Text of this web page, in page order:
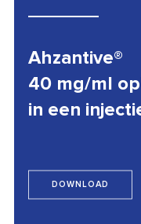
Ahzantive®
40 mg/ml
in een
DOWNLOAD